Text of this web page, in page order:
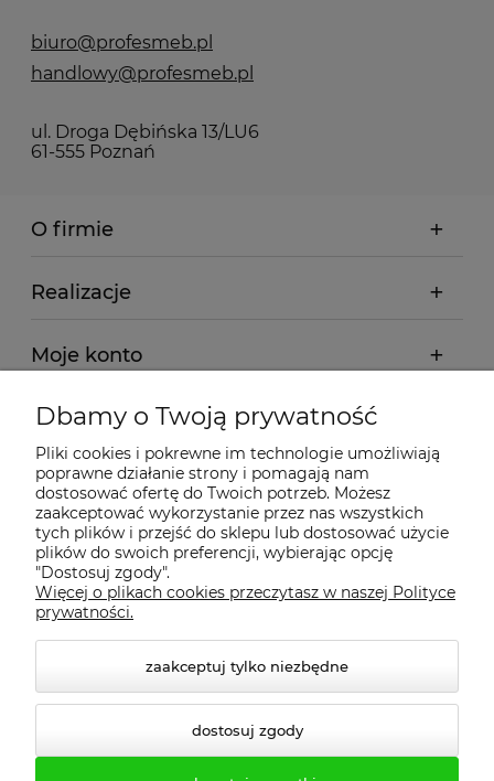
biuro@profesmeb.pl
handlowy@profesmeb.pl
ul. Droga Dębińska 13/LU6
61-555 Poznań
O firmie
Realizacje
Moje konto
Regulamin
Dostawa - realizacja
Gwarancja i zwroty
Pomoc
Dbamy o Twoją prywatność
Pliki cookies i pokrewne im technologie umożliwiają
poprawne działanie strony i pomagają nam
dostosować ofertę do Twoich potrzeb. Możesz
zaakceptować wykorzystanie przez nas wszystkich
tych plików i przejść do sklepu lub dostosować użycie
plików do swoich preferencji, wybierając opcję
"Dostosuj zgody".
Więcej o plikach cookies przeczytasz w naszej Polityce
prywatności.
zaakceptuj tylko niezbędne
dostosuj zgody